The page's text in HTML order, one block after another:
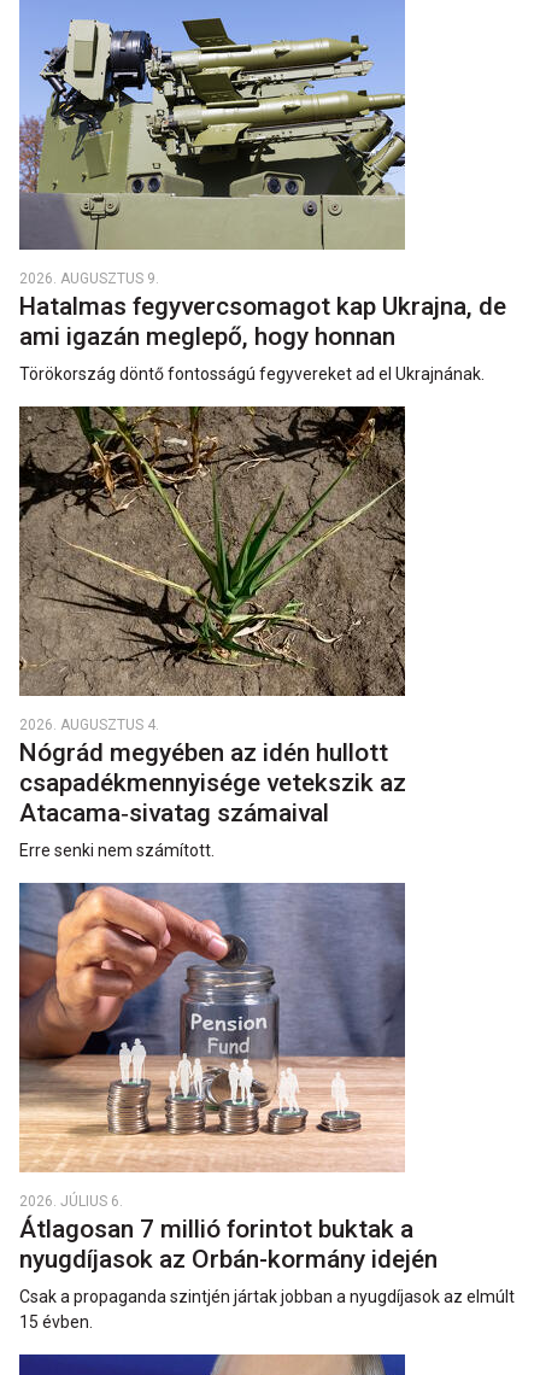
2026. AUGUSZTUS 9.
Hatalmas fegyvercsomagot kap Ukrajna, de
ami igazán meglepő, hogy honnan
Törökország döntő fontosságú fegyvereket ad el Ukrajnának.
2026. AUGUSZTUS 4.
Nógrád megyében az idén hullott
csapadékmennyisége vetekszik az
Atacama‑sivatag számaival
Erre senki nem számított.
2026. JÚLIUS 6.
Átlagosan 7 millió forintot buktak a
nyugdíjasok az Orbán-kormány idején
Csak a propaganda szintjén jártak jobban a nyugdíjasok az elmúlt
15 évben.